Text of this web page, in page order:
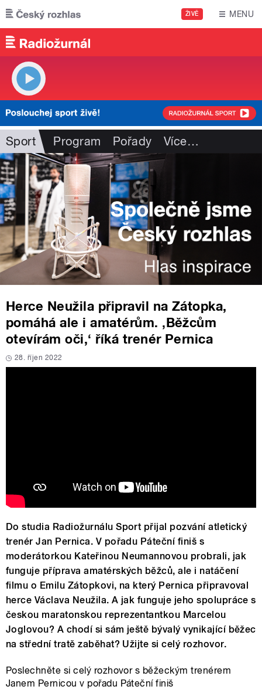
Přejít k hlavnímu obsahu
ŽIVĚ MENU
Sport Program Pořady Více…
Herce Neužila připravil na Zátopka,
pomáhá ale i amatérům. ‚Běžcům
otevírám oči,‘ říká trenér Pernica
28. říjen 2022
Do studia Radiožurnálu Sport přijal pozvání atletický
trenér Jan Pernica. V pořadu Páteční finiš s
moderátorkou Kateřinou Neumannovou probrali, jak
funguje příprava amatérských běžců, ale i natáčení
filmu o Emilu Zátopkovi, na který Pernica připravoval
herce Václava Neužila. A jak funguje jeho spolupráce s
českou maratonskou reprezentantkou Marcelou
Joglovou? A chodí si sám ještě bývalý vynikající běžec
na střední tratě zaběhat? Užijte si celý rozhovor.
Poslechněte si celý rozhovor s běžeckým trenérem
Janem Pernicou v pořadu Páteční finiš